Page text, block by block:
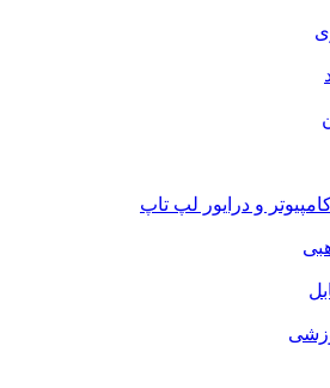
کامپیوتر و درایور لپ تاپ